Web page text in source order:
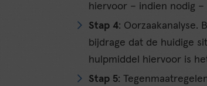
hiervoor – indien nodig –
Stap 4: Oorzaakanalyse.
bijdrage dat de huidige
hulpmiddel hiervoor is
Stap 5: